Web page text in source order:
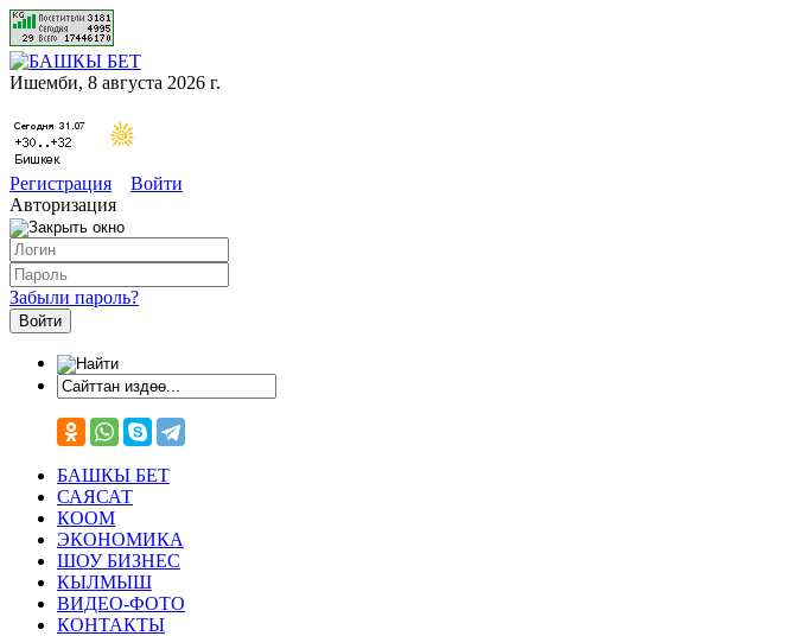
Ишемби, 8 августа 2026 г.
Регистрация
Войти
Авторизация
Забыли пароль?
БАШКЫ БЕТ
САЯСАТ
КООМ
ЭКОНОМИКА
ШОУ БИЗНЕС
КЫЛМЫШ
ВИДЕО-ФОТО
КОНТАКТЫ